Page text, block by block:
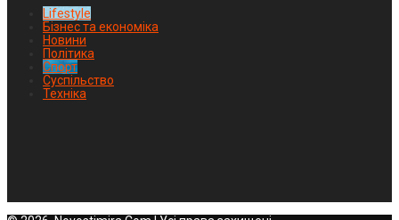
Lifestyle
Бізнес та економіка
Новини
Політика
Спорт
Суспільство
Техніка